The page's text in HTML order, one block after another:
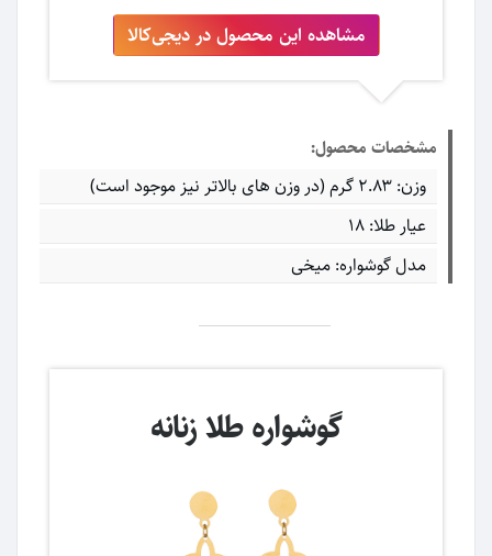
مشاهده این محصول در دیجی‌کالا
مشخصات محصول:
وزن: ۲.۸۳ گرم (در وزن های بالاتر نیز موجود است)
عیار طلا: ۱۸
مدل گوشواره: میخی
گوشواره طلا زنانه